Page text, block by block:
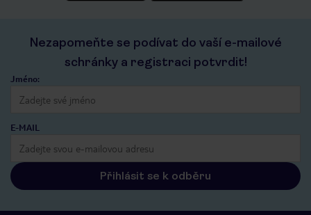
Nezapomeňte se podívat do vaší e-mailové
schránky a registraci potvrdit!
Jméno:
E-MAIL
Přihlásit se k odběru